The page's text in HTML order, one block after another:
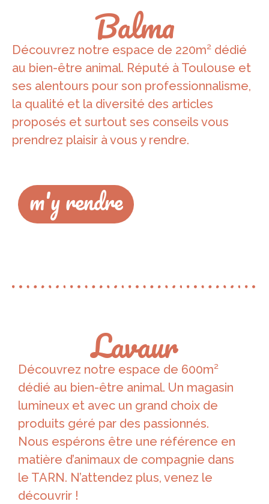
Balma
Découvrez notre espace de 220m² dédié
au bien-être animal. Réputé à Toulouse et
ses alentours pour son professionnalisme,
la qualité et la diversité des articles
proposés et surtout ses conseils vous
prendrez plaisir à vous y rendre.
Lavaur
Découvrez notre espace de 600m²
dédié au bien-être animal. Un magasin
lumineux et avec un grand choix de
produits géré par des passionnés.
Nous espérons être une référence en
matière d’animaux de compagnie dans
le TARN. N’attendez plus, venez le
découvrir !
m'y rendre